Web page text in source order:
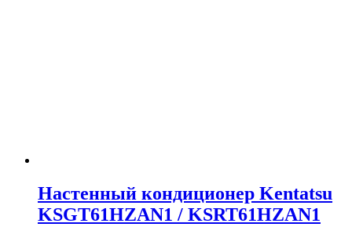
Настенный кондиционер Kentatsu
KSGT61HZAN1 / KSRT61HZAN1